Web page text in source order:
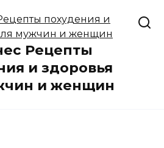
Рецепты
и здоровья
и женщин